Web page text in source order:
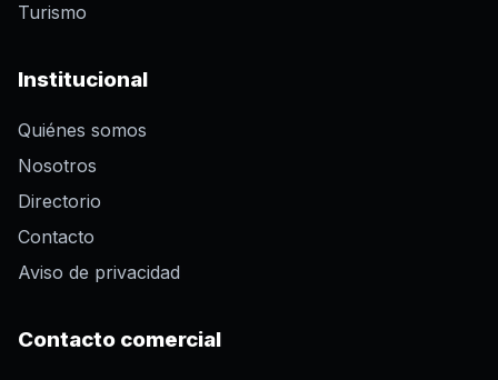
Turismo
Institucional
Quiénes somos
Nosotros
Directorio
Contacto
Aviso de privacidad
Contacto comercial